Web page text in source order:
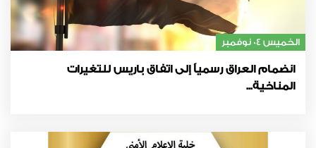
الخميس 04 نوفمبر
انضمام العراق رسمياً إلى اتفاق باريس للتغيرات
المناخية...